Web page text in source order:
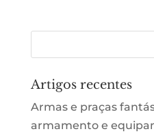
Artigos recentes
Armas e praças
armamento e